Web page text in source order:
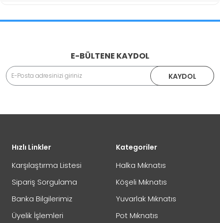
Adınız Soyadınız
Yorumunuz
Not:HTML'e dönüştürülmez!
Oylama
İade veya Değişim İşlemini Nasıl Yapabilirim?
İADE
E-BÜLTENE KAYDOL
KAYDOL
Hızlı Linkler
Karşılaştırma Listesi
Sipariş Sorgulama
Banka Bilgilerimiz
Üyelik İşlemleri
Kategoriler
Halka Mıknatıs
Köşeli Mıknatıs
Yuvarlak Mıknatıs
Pot Mıknatıs